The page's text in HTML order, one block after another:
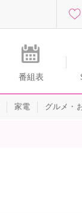
番組表
家電 グルメ・